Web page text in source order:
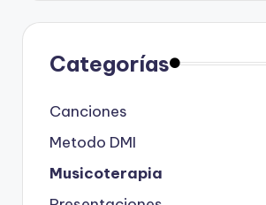
Categorías
Canciones
Metodo DMI
Musicoterapia